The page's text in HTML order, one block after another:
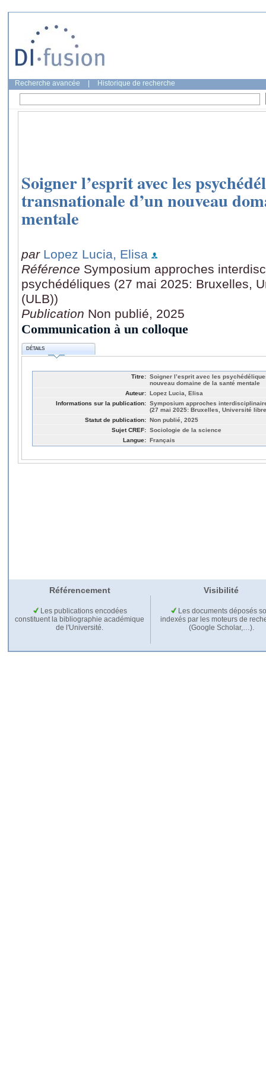
Recherche avancée Historique de recherche
Soigner l’esprit avec les
transnationale d’un nouveau
mentale
par Lopez Lucia, Elisa
Référence Symposium approches
psychédéliques (27 mai 2025: Bruxelles,
(ULB))
Publication Non publié, 2025
Communication à un colloque
DÉTAILS
Titre: Soigner l’esprit avec les
nouveau domaine de la santé mentale
Auteur: Lopez Lucia, Elisa
Informations sur la publication: Symposium approches
(27 mai 2025: Bruxelles, Université
Statut de publication: Non publié, 2025
Sujet CREF: Sociologie de la science
Langue: Français
Référencement Visibilité
Les publications encodées
constituent la bibliographie académique
de l'Université.
Les documents déposés
indexés par les moteurs de
(Google Scholar,…).